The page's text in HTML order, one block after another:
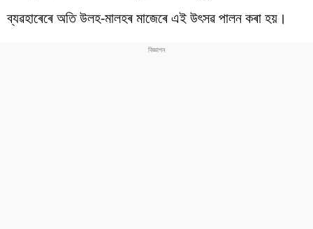
ব্যৱহাৰেৰে অতি উলহ-মালহৰ মাজেৰে এই উৎসৱ পালন কৰা হয়।